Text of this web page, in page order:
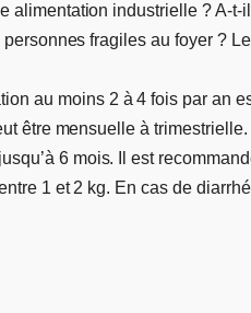
industrielle ? A-
fragiles au foyer ?
au moins 2 à 4 fois par an
être mensuelle à
6 mois. Il est
1 et 2 kg. En cas de